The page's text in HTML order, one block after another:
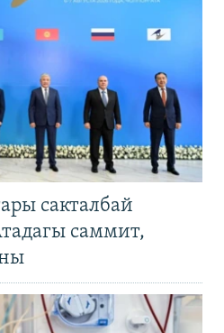
сакталбай
саммит,